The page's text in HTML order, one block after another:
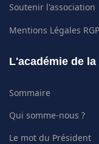
Soutenir l'association
Mentions Légales
L'académie de
Sommaire
Qui somme-nous ?
Le mot du Président